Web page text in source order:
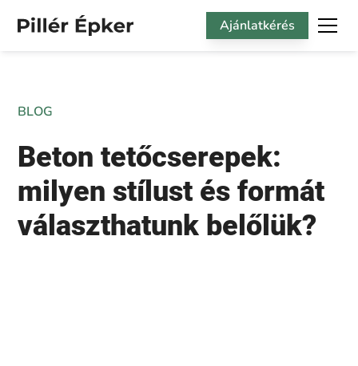
Ajánlatkérés
BLOG
Beton tetőcserepek:
milyen stílust és formát
választhatunk belőlük?